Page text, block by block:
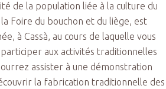
de la population liée à la culture du
Foire du bouchon et du liège, est
à Cassà, au cours de laquelle vous
aux activités traditionnelles
assister à une démonstration
la fabrication traditionnelle des